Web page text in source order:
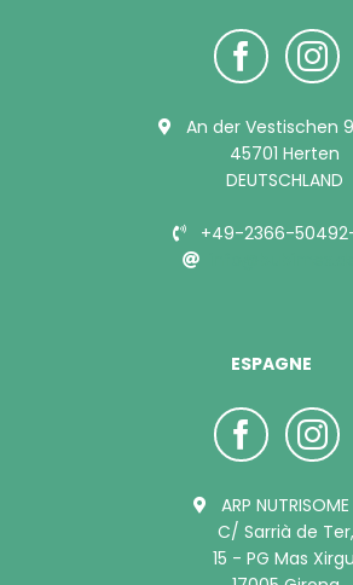
An der Vestischen
45701 Herten
DEUTSCHLAND
+49-2366-
ESPAGNE
ARP NUTRISOME
C/ Sarrià de Ter,
15 - PG Mas